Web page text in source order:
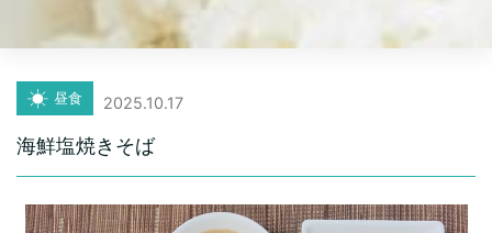
昼食 2025.10.17
海鮮塩焼きそば